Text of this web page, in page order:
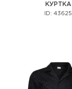
КУРТКА
ID: 43625